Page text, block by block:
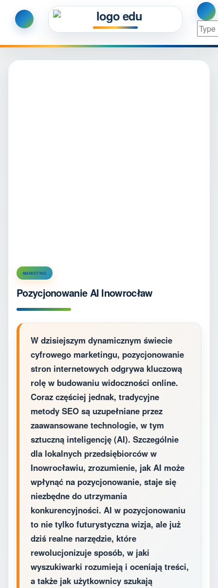
MARKETING
Pozycjonowanie AI Inowrocław
W dzisiejszym dynamicznym świecie
cyfrowego marketingu, pozycjonowanie
stron internetowych odgrywa kluczową
rolę w budowaniu widoczności online.
Coraz częściej jednak, tradycyjne
metody SEO są uzupełniane przez
zaawansowane technologie, w tym
sztuczną inteligencję (AI). Szczególnie
dla lokalnych przedsiębiorców w
Inowrocławiu, zrozumienie, jak AI może
wpłynąć na pozycjonowanie, staje się
niezbędne do utrzymania
konkurencyjności. AI w pozycjonowaniu
to nie tylko futurystyczna wizja, ale już
dziś realne narzędzie, które
rewolucjonizuje sposób, w jaki
wyszukiwarki rozumieją i oceniają treści,
a także jak użytkownicy szukają